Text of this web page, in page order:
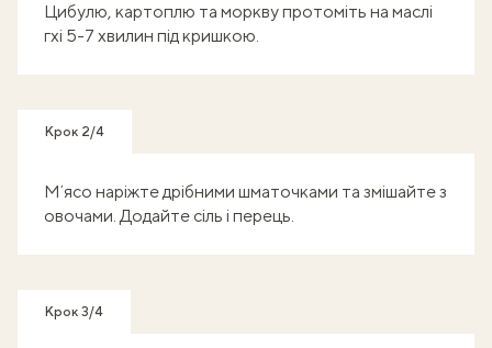
Цибулю, картоплю та моркву протоміть на маслі
гхі 5-7 хвилин під кришкою.
Крок 2/4
Мʼясо наріжте дрібними шматочками та змішайте з
овочами. Додайте сіль і перець.
Крок 3/4